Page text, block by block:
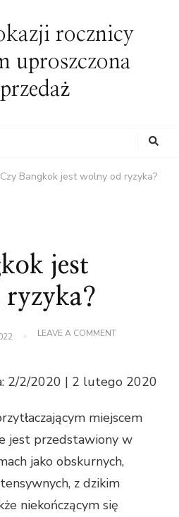
rocznicy
uproszczona
Czy Bangkok jest wolny od ryzyka?
jest
LEAVE A COMMENTON
WOLNY
2/2/2020 | 2 lutego 2020
miejscem
jest przedstawiony w
jako obskurnych,
z dzikim
niekończącym się